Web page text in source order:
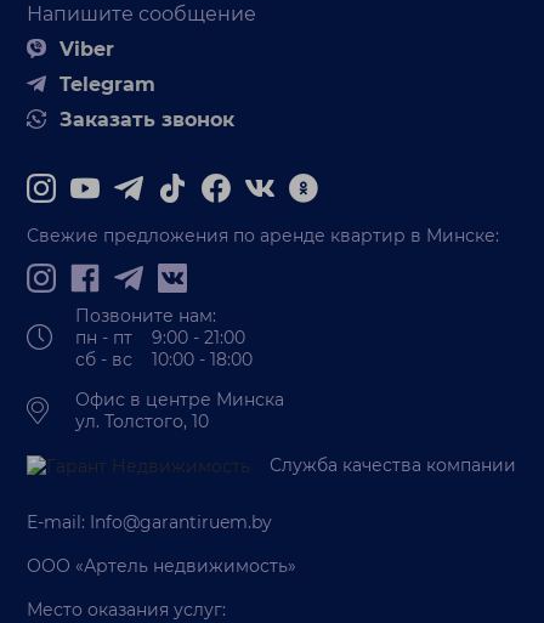
Напишите сообщение
Viber
Telegram
Заказать звонок
Свежие предложения по аренде квартир в Минске:
Позвоните нам:
пн - пт 9:00 - 21:00
сб - вс 10:00 - 18:00
Офис в центре Минска
ул. Толстого, 10
Служба качества компании
E-mail: Info@garantiruem.by
ООО «Артель недвижимость»
Место оказания услуг: